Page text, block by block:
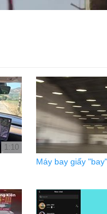
1:10
Máy bay giấy